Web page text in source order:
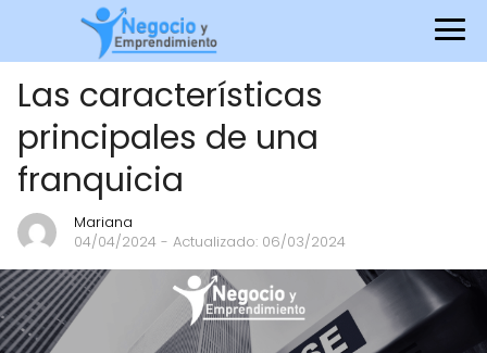
Las características
principales de una
franquicia
Mariana
04/04/2024 - Actualizado: 06/03/2024